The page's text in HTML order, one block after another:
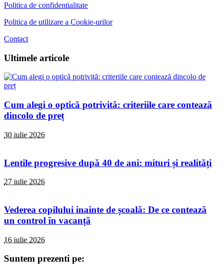
Politica de confidentialitate
Politica de utilizare a Cookie-urilor
Contact
Ultimele articole
Cum alegi o optică potrivită: criteriile care contează
dincolo de preț
30 iulie 2026
Lentile progresive după 40 de ani: mituri și realități
27 iulie 2026
Vederea copilului inainte de școală: De ce contează
un control în vacanță
16 iulie 2026
Suntem prezenti pe: